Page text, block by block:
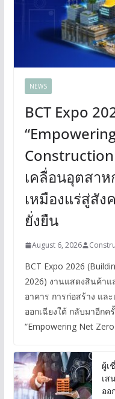
NEWS
BCT Expo
เคลื่อนอุตสา
เหมืองแร่สู่สัง
ยั่งยืน
August 6, 2026
BCT Expo 2026
2026) งานแสดงสินค้าแ
อาคาร การก่อสร้าง แล
ออกเฉียงใต้ กลับมาอีก
“Empowering Net
ผู้เ
เส
ออ